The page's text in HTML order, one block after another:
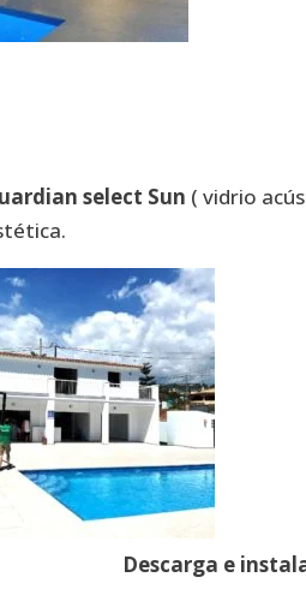
select Sun ( vidrio
Descarga e